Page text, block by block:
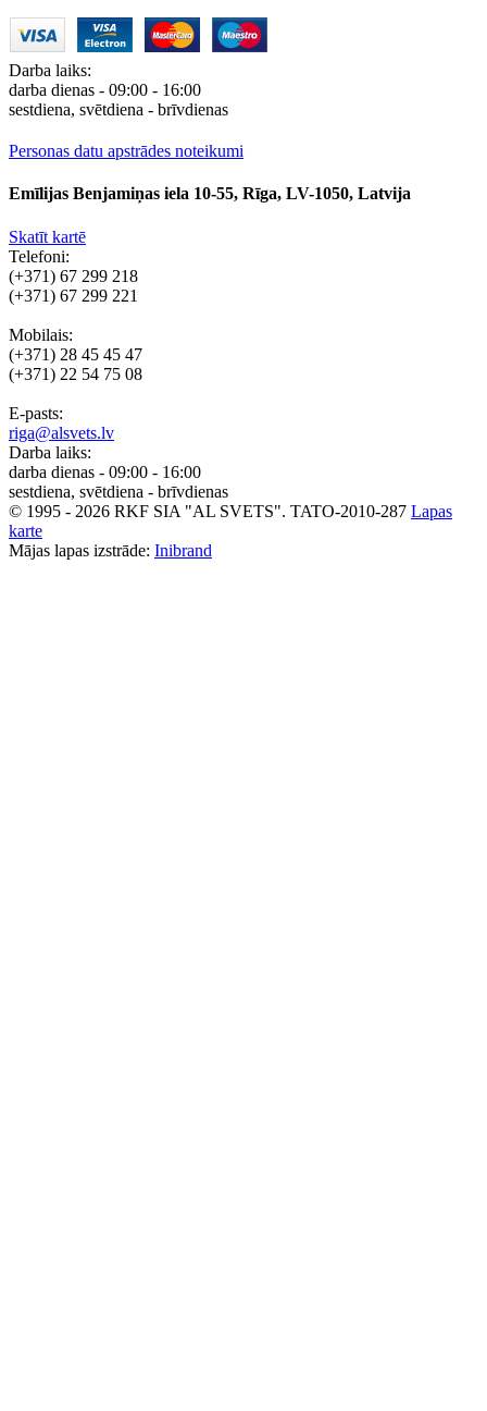
Darba laiks:
darba dienas - 09:00 - 16:00
sestdiena, svētdiena - brīvdienas
Personas datu apstrādes noteikumi
Emīlijas Benjamiņas iela 10-55, Rīga, LV-1050, Latvija
Skatīt kartē
Telefoni:
(+371) 67 299 218
(+371) 67 299 221
Mobilais:
(+371) 28 45 45 47
(+371) 22 54 75 08
E-pasts:
riga@alsvets.lv
Darba laiks:
darba dienas - 09:00 - 16:00
sestdiena, svētdiena - brīvdienas
© 1995 - 2026 RKF SIA "AL SVETS". TATO-2010-287 Lapas
karte
Mājas lapas izstrāde: Inibrand